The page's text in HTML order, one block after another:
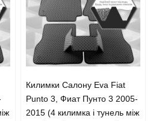
Килимки Салону Eva Fiat
Punto 3, Фиат Пунто 3 2005-
2015 (4 килимка і тунель між